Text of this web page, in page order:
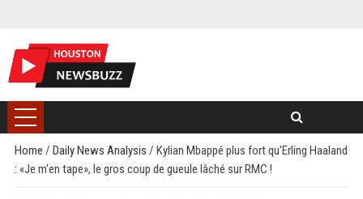
Home / Daily News Analysis / Kylian Mbappé plus fort qu'Erling Haaland
: «Je m'en tape», le gros coup de gueule lâché sur RMC !